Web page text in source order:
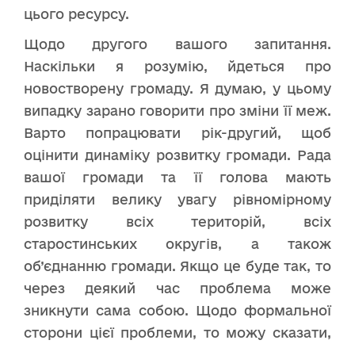
цього ресурсу.
Щодо другого вашого запитання.
Наскільки я розумію, йдеться про
новостворену громаду. Я думаю, у цьому
випадку зарано говорити про зміни її меж.
Варто попрацювати рік-другий, щоб
оцінити динаміку розвитку громади. Рада
вашої громади та її голова мають
приділяти велику увагу рівномірному
розвитку всіх територій, всіх
старостинських округів, а також
об’єднанню громади. Якщо це буде так, то
через деякий час проблема може
зникнути сама собою. Щодо формальної
сторони цієї проблеми, то можу сказати,